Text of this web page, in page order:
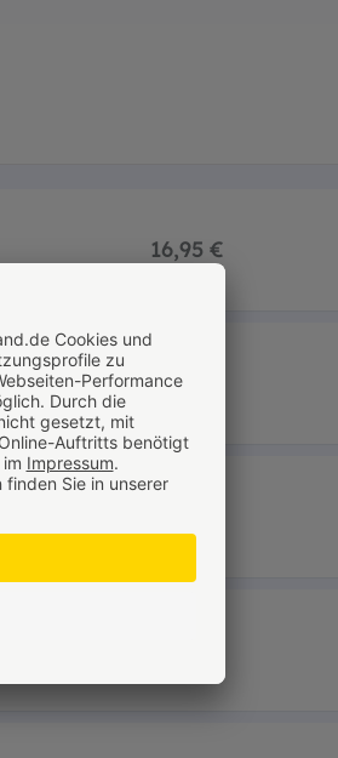
16,95 €
12,95 €